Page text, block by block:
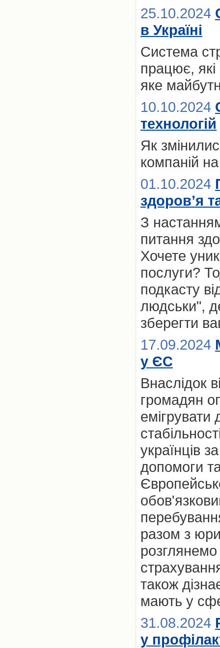
25.10.2024
в Україні
Система
працює, які
яке
10.10.2024
технологій
Як
компаній
01.10.2024
здоров’я
З
питання
Хочете
послуги?
подкасту
людськи",
зберегти
17.09.2024
у ЄС
Внаслідок
громадян
емігрувати
українців
допомоги
разом з
також
мають у
31.08.2024
у